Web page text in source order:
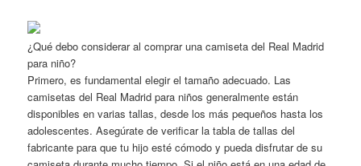
¿Qué debo considerar al comprar una camiseta del Real Madrid
para niño?
Primero, es fundamental elegir el tamaño adecuado. Las
camisetas del Real Madrid para niños generalmente están
disponibles en varias tallas, desde los más pequeños hasta los
adolescentes. Asegúrate de verificar la tabla de tallas del
fabricante para que tu hijo esté cómodo y pueda disfrutar de su